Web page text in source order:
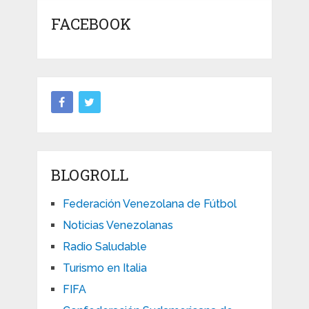
FACEBOOK
BLOGROLL
Federación Venezolana de Fútbol
Noticias Venezolanas
Radio Saludable
Turismo en Italia
FIFA